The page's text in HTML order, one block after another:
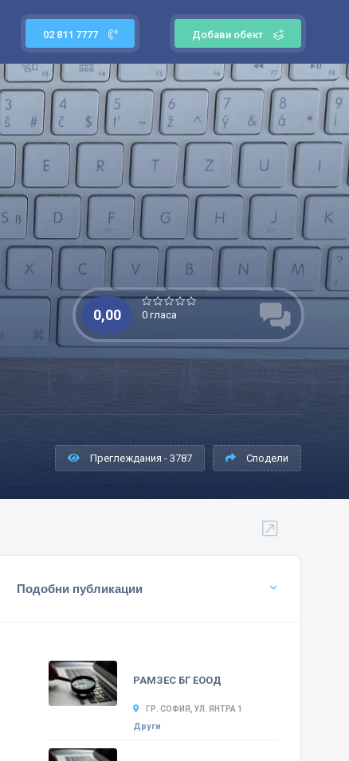
Добави обект
02 811 7777
0,00 0 гласа
Преглеждания - 3787
Сподели
Подобни публикации
РАМЗЕС БГ ЕООД
ГР. СОФИЯ, УЛ. ЯНТРА 1
Други